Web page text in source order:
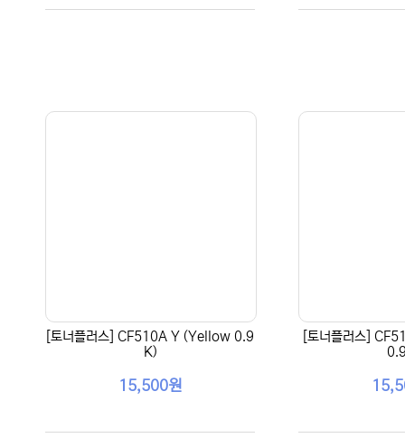
[토너플러스] CF510A Y (Yellow 0.9
K)
15,500원
[토너플러스]